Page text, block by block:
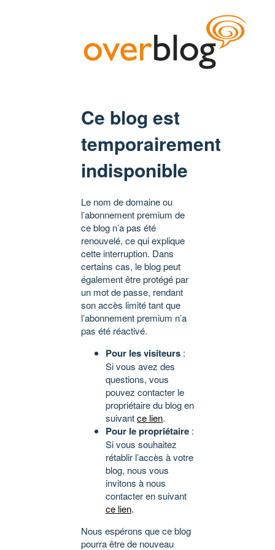
Ce blog est
temporairement
indisponible
Le nom de domaine ou
l’abonnement premium de
ce blog n’a pas été
renouvelé, ce qui explique
cette interruption. Dans
certains cas, le blog peut
également être protégé par
un mot de passe, rendant
son accès limité tant que
l’abonnement premium n’a
pas été réactivé.
Pour les visiteurs :
Si vous avez des
questions, vous
pouvez contacter le
propriétaire du blog en
suivantce lien.
Pour le propriétaire :
Si vous souhaitez
rétablir l’accès à votre
blog, nous vous
invitons à nous
contacter en suivant
ce lien.
Nous espérons que ce blog
pourra être de nouveau